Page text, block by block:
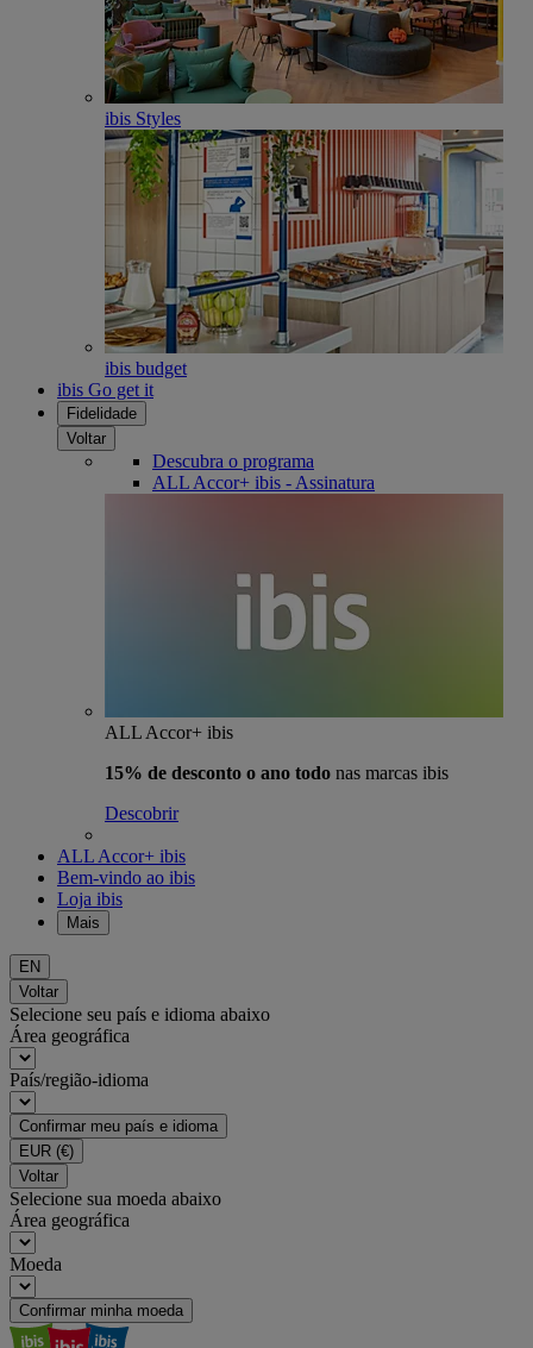
ibis Styles
ibis budget
ibis Go get it
Fidelidade
Voltar
Descubra o programa
ALL Accor+ ibis - Assinatura
ALL Accor+ ibis
15% de desconto o ano todo nas marcas ibis
Descobrir
ALL Accor+ ibis
Bem-vindo ao ibis
Loja ibis
Mais
EN
Voltar
Selecione seu país e idioma abaixo
Área geográfica
País/região-idioma
Confirmar meu país e idioma
EUR (€)
Voltar
Selecione sua moeda abaixo
Área geográfica
Moeda
Confirmar minha moeda